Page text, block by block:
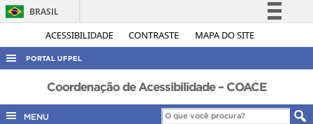
ACESSIBILIDADE CONTRASTE MAPA DO SITE
BRASIL
Simplifique!
Legislação
PORTAL UFPEL
ACESSO À INFORMAÇÃO
AUDITORIA
Coordenação de Acessibilidade – COACE
MENU